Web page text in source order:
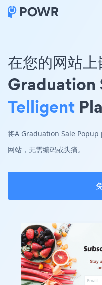
在您的网站
Graduation
Telligent
将A Graduation Sale
网站，无需编码或头痛。